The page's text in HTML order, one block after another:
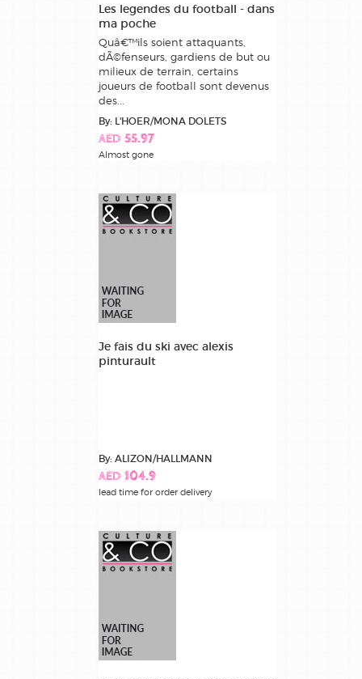
Les legendes du football - dans
ma poche
Quâ€™ils soient attaquants,
dÃ©fenseurs, gardiens de but ou
milieux de terrain, certains
joueurs de football sont devenus
des...
By: L'HOER/MONA DOLETS
AED 55.97
Almost gone
Je fais du ski avec alexis
pinturault
By: ALIZON/HALLMANN
AED 104.9
lead time for order delivery